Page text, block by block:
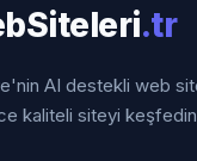
.tr
AI destekli web
kaliteli siteyi